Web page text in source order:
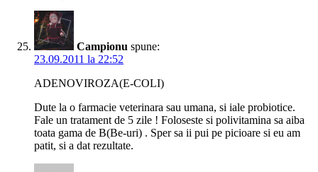
Campionu spune:
23.09.2011 la 22:52
ADENOVIROZA(E-COLI)
Dute la o farmacie veterinara sau umana, si iale probiotice.
Fale un tratament de 5 zile ! Foloseste si polivitamina sa aiba
toata gama de B(Be-uri) . Sper sa ii pui pe picioare si eu am
patit, si a dat rezultate.